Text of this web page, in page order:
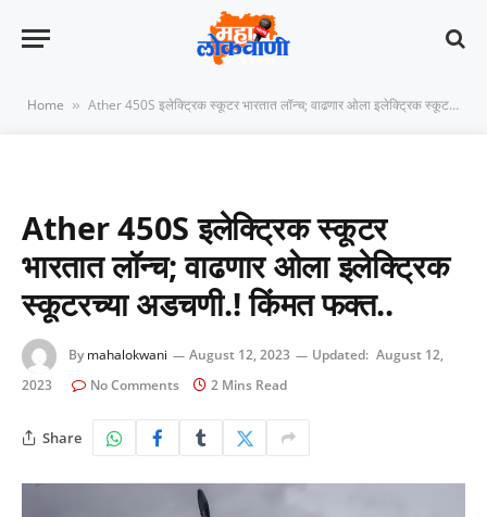
Home » Ather 450S इलेक्ट्रिक स्कूटर भारतात लॉन्च; वाढणार ओला इलेक्ट्रिक स्कूटरच्या अडचणी.! किंमत फक्त..
Ather 450S इलेक्ट्रिक स्कूटर
भारतात लॉन्च; वाढणार ओला इलेक्ट्रिक
स्कूटरच्या अडचणी.! किंमत फक्त..
By mahalokwani August 12, 2023 Updated: August 12,
2023
No Comments 2 Mins Read
Share